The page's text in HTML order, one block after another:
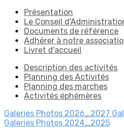
Présentation
Le Conseil
Documents de référence
Adhérer à notre
Livret d'accueil
Description des activités
Planning des Activités
Planning des marches
Activités éphémères
Galeries Photos 2026_2027
Galeries Photos 2024_2025